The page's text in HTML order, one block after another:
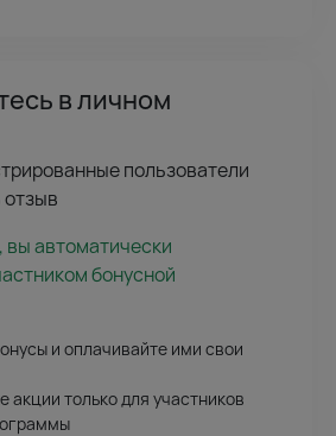
в личном
пользователи
отзыв
вы автоматически
бонусной
и оплачивайте ими свои
акции только для участников